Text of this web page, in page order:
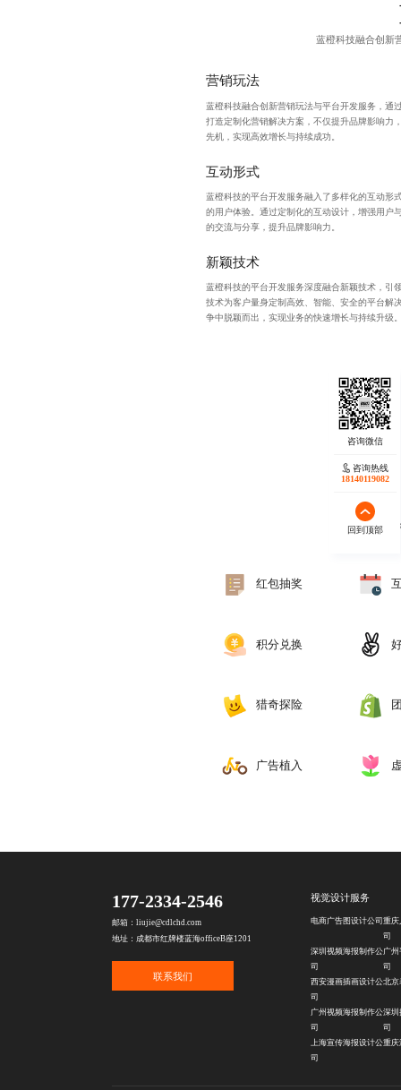
蓝橙科技融合创新
营销玩法
蓝橙科技融合创新营销玩法与平台开发服务，通
打造定制化营销解决方案，不仅提升品牌影响力
先机，实现高效增长与持续成功。
互动形式
蓝橙科技的平台开发服务融入了多样化的互动形
的用户体验。通过定制化的互动设计，增强用户
的交流与分享，提升品牌影响力。
新颖技术
蓝橙科技的平台开发服务深度融合新颖技术，引
技术为客户量身定制高效、智能、安全的平台解
争中脱颖而出，实现业务的快速增长与持续升级
蓝橙
红包抽奖
积分兑换
猎奇探险
‌广告植入
咨询热线
18140119082
回到顶部
177-2334-2546
邮箱：liujie@cdlchd.com
地址：成都市红牌楼蓝海officeB座1201
联系我们
视觉设计服务
电商广告图设计公司 重庆
司
深圳视频海报制作公
司
广
司
西安漫画插画设计公
司
北京
广州视频海报制作公
司
深圳
司
上海宣传海报设计公
司
重庆